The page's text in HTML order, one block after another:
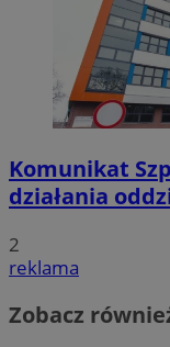
Komunikat
działania
2
reklama
Zobacz